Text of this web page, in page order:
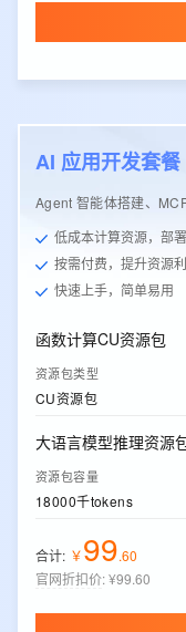
AI 应用开发套餐
Agent 智能体搭建、
低成本计算资源，部
按需付费，提升资源
快速上手，简单易用
函数计算CU资源包
资源包类型
CU资源包
大语言模型推理资源
资源包容量
18000千tokens
合计: ￥99.60
官网折扣价:¥99.60